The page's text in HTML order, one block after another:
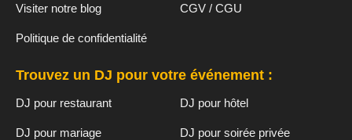
Visiter notre blog CGV / CGU
Politique de confidentialité
Trouvez un DJ pour votre événement :
DJ pour restaurant DJ pour hôtel
DJ pour mariage DJ pour soirée privée